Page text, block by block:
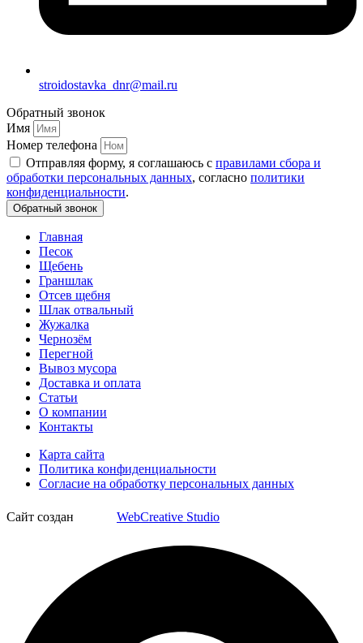
stroidostavka_dnr@mail.ru
Обратный звонок
Имя
Номер телефона
Отправляя форму, я соглашаюсь с правилами сбора и
обработки персональных данных, согласно политики
конфиденциальности.
Обратный звонок
Главная
Песок
Щебень
Граншлак
Отсев щебня
Шлак отвальный
Жужалка
Чернозём
Перегной
Вывоз мусора
Доставка и оплата
Статьи
О компании
Контакты
Карта сайта
Политика конфиденциальности
Согласие на обработку персональных данных
Сайт создан WebCreative Studio